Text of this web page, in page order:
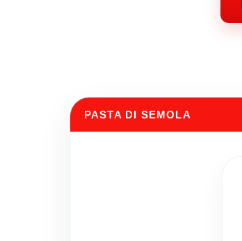
PASTA DI SEMOLA